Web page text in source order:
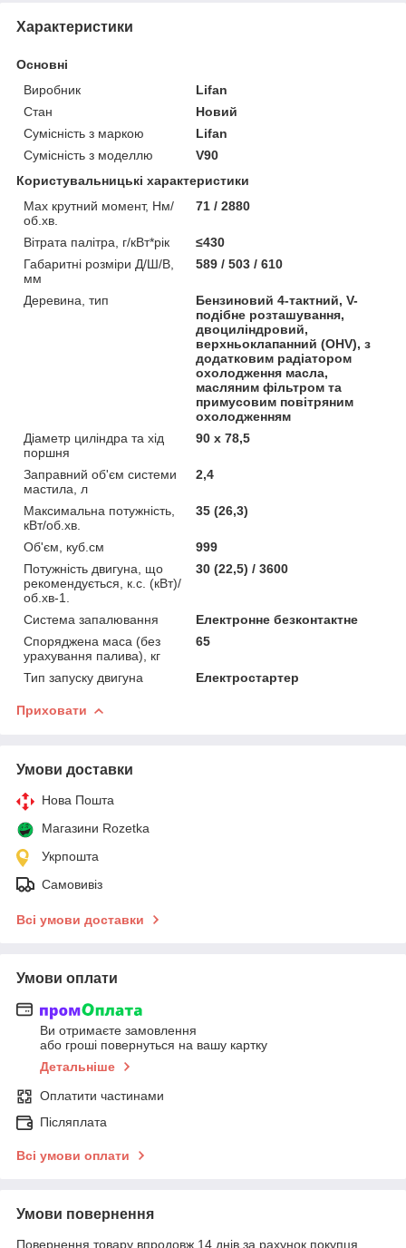
Характеристики
Основні
Виробник
Lifan
Стан
Новий
Сумісність з маркою
Lifan
Сумісність з моделлю
V90
Користувальницькі характеристики
Max крутний момент, Нм/
об.хв.
71 / 2880
Вітрата палітра, г/кВт*рік
≤430
Габаритні розміри Д/Ш/В,
мм
589 / 503 / 610
Деревина, тип
Бензиновий 4-тактний, V-
подібне розташування,
двоциліндровий,
верхньоклапанний (OHV), з
додатковим радіатором
охолодження масла,
масляним фільтром та
примусовим повітряним
охолодженням
Діаметр циліндра та хід
поршня
90 х 78,5
Заправний об'єм системи
мастила, л
2,4
Максимальна потужність,
кВт/об.хв.
35 (26,3)
Об'єм, куб.см
999
Потужність двигуна, що
рекомендується, к.с. (кВт)/
об.хв-1.
30 (22,5) / 3600
Система запалювання
Електронне безконтактне
Споряджена маса (без
урахування палива), кг
65
Тип запуску двигуна Електростартер
Приховати
Умови доставки
Нова Пошта
Магазини Rozetka
Укрпошта
Самовивіз
Всі умови доставки
Умови оплати
Ви отримаєте замовлення
або гроші повернуться на вашу картку
Детальніше
Оплатити частинами
Післяплата
Всі умови оплати
Умови повернення
Повернення товару впродовж 14 днів за рахунок покупця